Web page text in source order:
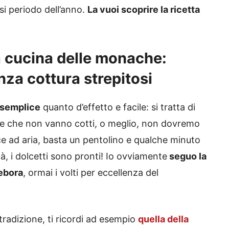
periodo dell’anno. La vuoi scoprire la ricetta
delle monache:
cottura strepitosi
quanto d’effetto e facile: si tratta di
che non vanno cotti, o meglio, non dovremo
ad aria, basta un pentolino e qualche minuto
i dolcetti sono pronti! Io ovviamenteseguo la
, ormai i volti per eccellenza del
ti ricordi ad esempio quella della